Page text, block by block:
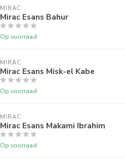
MIRAC
Mirac Esans Bahur
Op voorraad
MIRAC
Mirac Esans Misk-el Kabe
Op voorraad
MIRAC
Mirac Esans Makami Ibrahim
Op voorraad